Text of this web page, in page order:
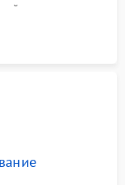
порогов
старения АКБ.